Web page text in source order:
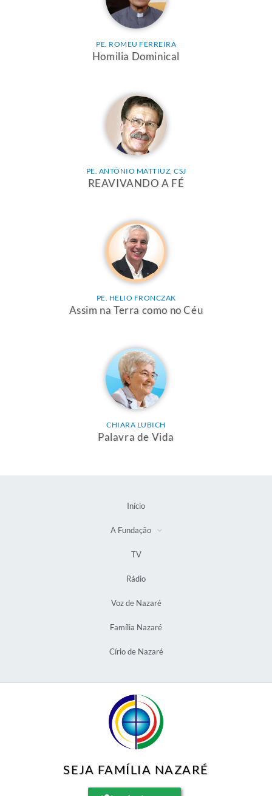
PE. ROMEU FERREIRA
Homilia Dominical
PE. ANTÔNIO MATTIUZ, CSJ
REAVIVANDO A FÉ
PE. HELIO FRONCZAK
Assim na Terra como no Céu
CHIARA LUBICH
Palavra de Vida
Início
A Fundação
TV
Rádio
Voz de Nazaré
Família Nazaré
Círio de Nazaré
SEJA FAMÍLIA NAZARÉ